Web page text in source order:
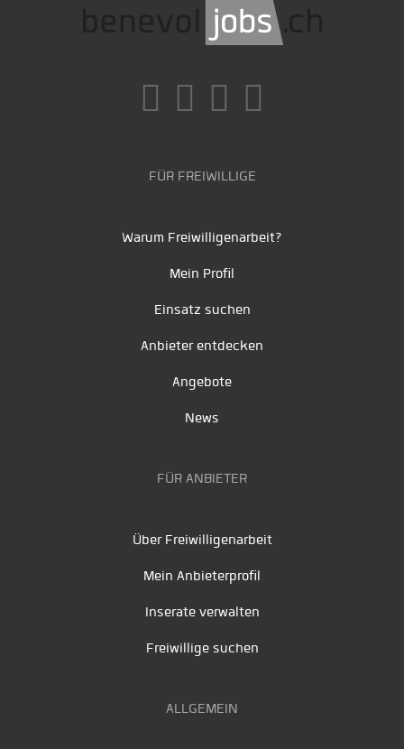
FÜR FREIWILLIGE
Warum Freiwilligenarbeit?
Mein Profil
Einsatz suchen
Anbieter entdecken
Angebote
News
FÜR ANBIETER
Über Freiwilligenarbeit
Mein Anbieterprofil
Inserate verwalten
Freiwillige suchen
ALLGEMEIN